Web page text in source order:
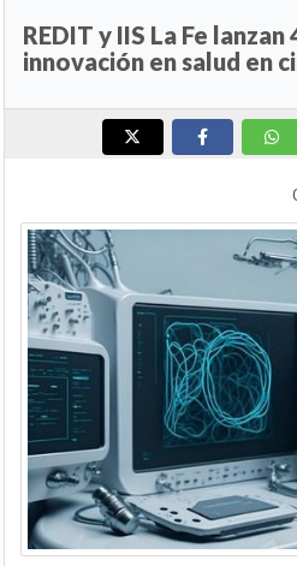
REDIT y IIS La Fe
innovación en salud en